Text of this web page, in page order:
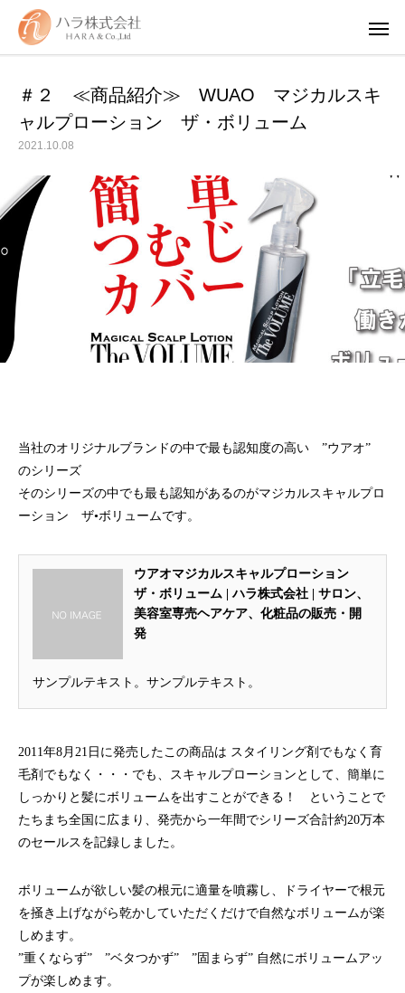
「ウアオ！」という感嘆の言葉に込めてネーミングしました。
＃２ ≪商品紹介≫ WUAO マジカルスキ
ャルプローション ザ・ボリューム
2021.10.08
当社のオリジナルブランドの中で最も認知度の高い ”ウアオ”
のシリーズ
そのシリーズの中でも最も認知があるのがマジカルスキャルプロ
ーション ザ•ボリュームです。
ウアオマジカルスキャルプローション
ザ・ボリューム | ハラ株式会社 | サロン、
美容室専売ヘアケア、化粧品の販売・開
発
サンプルテキスト。サンプルテキスト。
2011年8月21日に発売したこの商品は スタイリング剤でもなく育
毛剤でもなく・・・でも、スキャルプローションとして、簡単に
しっかりと髪にボリュームを出すことができる！ ということで
たちまち全国に広まり、発売から一年間でシリーズ合計約20万本
のセールスを記録しました。
ボリュームが欲しい髪の根元に適量を噴霧し、ドライヤーで根元
を掻き上げながら乾かしていただくだけで自然なボリュームが楽
しめます。
”重くならず” ”ベタつかず” ”固まらず” 自然にボリュームアッ
プが楽しめます。